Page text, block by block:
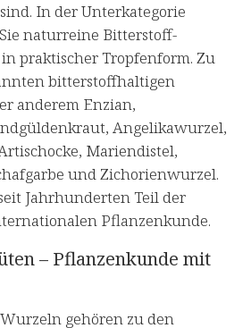
In der Unterkategorie
naturreine Bitterstoff-
praktischer Tropfenform. Zu
bitterstoffhaltigen
anderem Enzian,
Angelikawurzel,
Mariendistel,
und Zichorienwurzel.
Jahrhunderten Teil der
Pflanzenkunde.
– Pflanzenkunde mit
gehören zu den